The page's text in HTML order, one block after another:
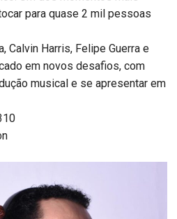
para quase 2 mil pessoas
Calvin Harris, Felipe Guerra e
em novos desafios, com
musical e se apresentar em